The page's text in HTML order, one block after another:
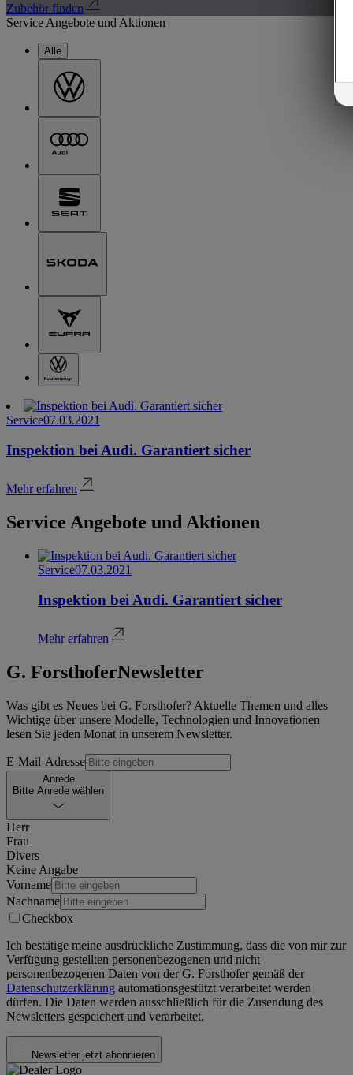
Zubehör finden
Service Angebote und Aktionen
Alle
Service07.03.2021
Inspektion bei Audi. Garantiert sicher
Mehr erfahren
Service Angebote und Aktionen
Service07.03.2021
Inspektion bei Audi. Garantiert sicher
Mehr erfahren
G. ForsthoferNewsletter
Was gibt es Neues bei G. Forsthofer? Aktuelle Themen und alles
Wichtige über unsere Modelle, Technologien und Innovationen
lesen Sie jeden Monat in unserem Newsletter.
E-Mail-Adresse
Anrede
Bitte Anrede wählen
Herr
Frau
Divers
Keine Angabe
Vorname
Nachname
Checkbox
Ich bestätige meine ausdrückliche Zustimmung, dass die von mir zur
Verfügung gestellten personenbezogenen und nicht
personenbezogenen Daten von derG. Forsthofergemäß der
Datenschutzerklärung automationsgestützt verarbeitet werden
dürfen. Die Daten werden ausschließlich für die Zusendung des
Newsletters gespeichert und verarbeitet.
Newsletter jetzt abonnieren